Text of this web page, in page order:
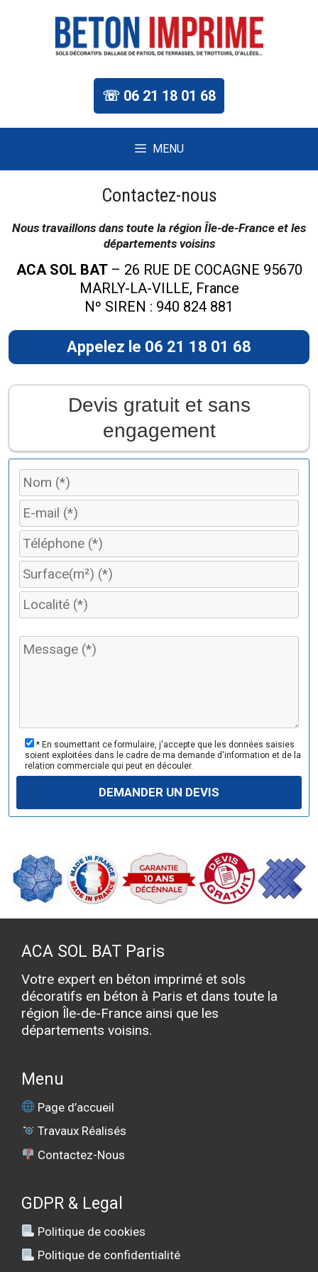
☏ 06 21 18 01 68
MENU
Contactez-nous
Nous travaillons dans toute la région Île-de-France et les
départements voisins
ACA SOL BAT – 26 RUE DE COCAGNE 95670
MARLY-LA-VILLE, France
Nº SIREN : 940 824 881
Appelez le 06 21 18 01 68
Devis gratuit et sans
engagement
e
e
z
a
s
c
e
c
m
p
v
d
e
.
* En soumettant ce formulaire, j'accepte que les données saisies
soient exploitées dans le cadre de ma demande d'information et de la
relation commerciale qui peut en découler.
ACA SOL BAT Paris
Votre expert en béton imprimé et sols
décoratifs en béton à Paris et dans toute la
région Île-de-France ainsi que les
départements voisins.
Menu
Page d’accueil
Travaux Réalisés
Contactez-Nous
GDPR & Legal
Politique de cookies
Politique de confidentialité